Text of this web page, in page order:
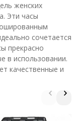
женских
Эти часы
сочетается
прекрасно
в использовании.
качественные и